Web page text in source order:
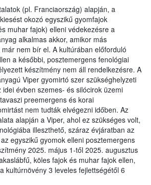
(pl. Franciaország) alapján, a
okozó egyszikű gyomfajok
muhar fajok) elleni védekezésre a
alkalmas akkor, amikor más
nem bír el. A kultúrában előforduló
a későbbi, posztemergens fenológiai
készítmény nem áll rendelkezésre. A
Viper gyomirtó szer szükséghelyzeti
évben szemes- és silócirok üzemi
preemergens és korai
nem tudták elvégezni időben. Az
alapján a Viper, ahol ez szükséges volt,
illeszthető, száraz évjáratban az
egyszikű gyomok elleni posztemergens
2025. május 1-től 2025. augusztus
köles fajok és muhar fajok ellen,
kultúrnövény 3 leveles fejlettségétől 6